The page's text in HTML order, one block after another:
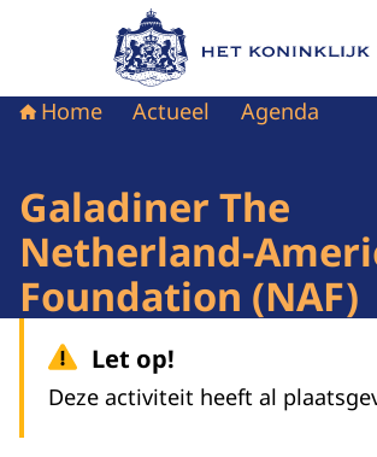
Naar de homepage van Het
Home Actueel Agenda
Galadiner The
Netherland-
Foundation (NAF)
Let op!
Deze activiteit heeft al